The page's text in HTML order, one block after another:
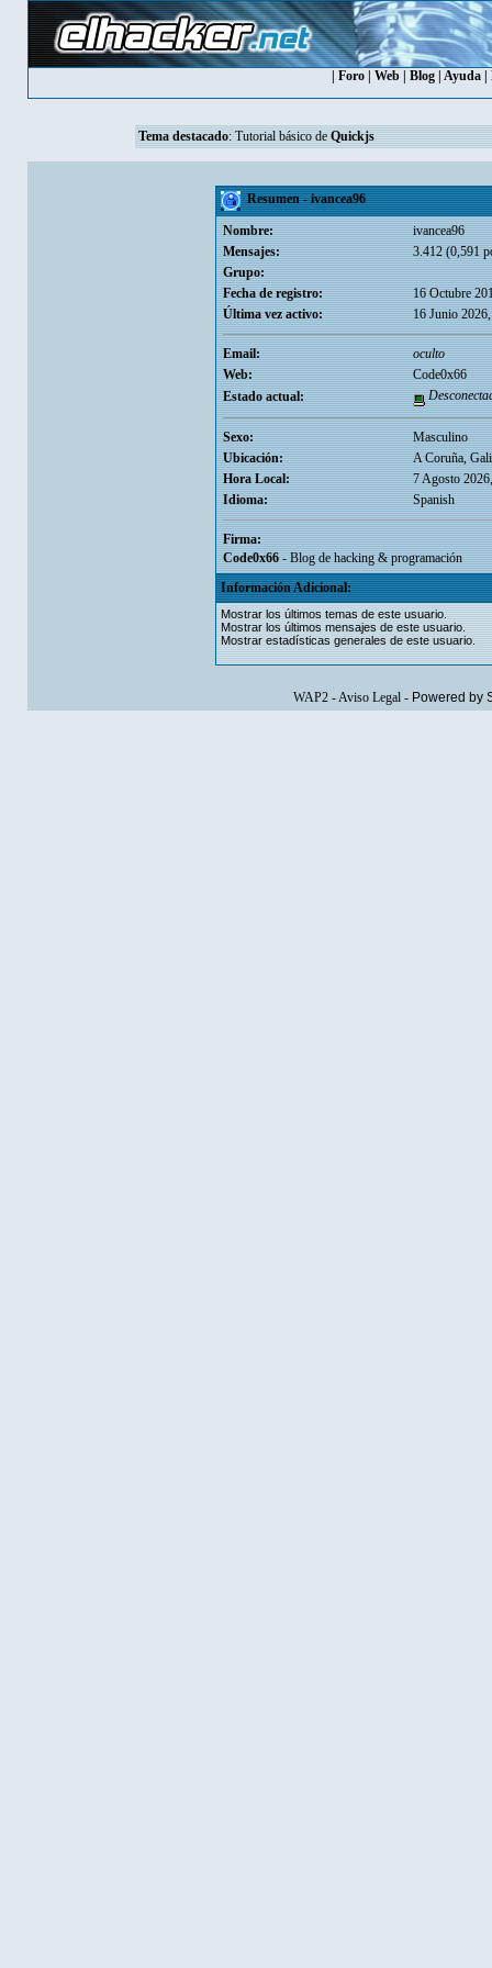
Foro| Web| Blog| Ayuda|
Tema destacado: Tutorial básico de Quickjs
Resumen - ivancea96
Nombre:
ivancea96
Mensajes:
3.412 (0,591
Grupo:
Fecha de registro:
16 Octubre
Última vez activo:
16 Junio
Email:
oculto
Web:
Code0x66
Estado actual:
Sexo:
Masculino
Ubicación:
A Coruña,
Hora Local:
7 Agosto
Idioma:
Spanish
Firma:
Code0x66- Blog de hacking & programación
Información Adicional:
Mostrar los últimos temas de este usuario.
Mostrar los últimos mensajes de este usuario.
Mostrar estadísticas generales de este usuario.
WAP2-Aviso Legal- Powered by